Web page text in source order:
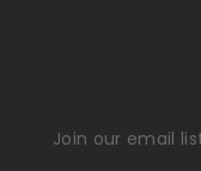
Join our email